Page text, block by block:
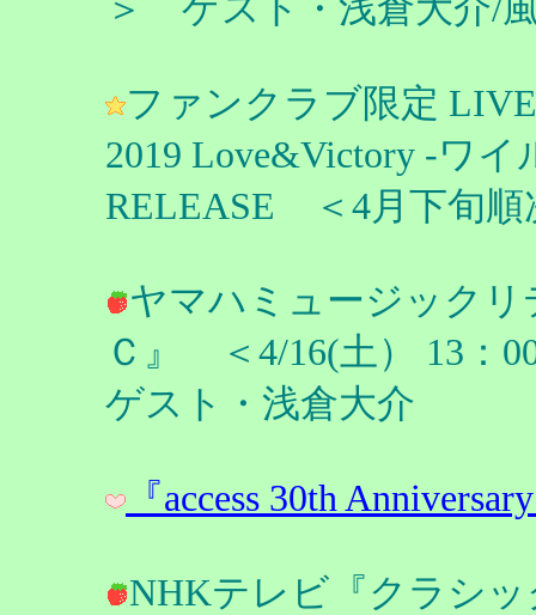
＞ ゲスト・浅倉大介/
ファンクラブ限定
2019 Love&Victory -ワイ
RELEASE ＜4月下旬順
ヤマハミュージック
Ｃ』 ＜4/16(土） 13
ゲスト・浅倉大介
『access 30th
NHKテレビ『クラシ